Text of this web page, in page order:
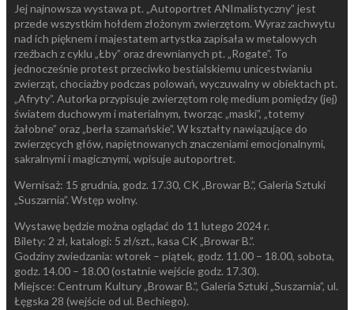
Jej najnowsza wystawa pt. „Autoportret ANImalistyczny” jest
przede wszystkim hołdem złożonym zwierzętom. Wyraz zachwytu
nad ich pięknem i majestatem artystka zapisała w metalowych
rzeźbach z cyklu „Łby” oraz drewnianych pt. „Rogate”. To
jednocześnie protest przeciwko bestialskiemu unicestwianiu
zwierząt, chociażby podczas polowań, wyczuwalny w obiektach pt.
„Afryty”. Autorka przypisuje zwierzętom rolę medium pomiędzy (jej)
światem duchowym i materialnym, tworząc „maski”, „totemy
żałobne” oraz „berła szamańskie”. W kształty nawiązujące do
zwierzęcych głów, napiętnowanych znaczeniami emocjonalnymi,
sakralnymi i magicznymi, wpisuje autoportret.
Wernisaż: 15 grudnia, godz. 17.30, CK „Browar B.”, Galeria Sztuki
„Suszarnia”. Wstęp wolny.
Wystawę będzie można oglądać do 11 lutego 2024 r.
Bilety: 2 zł, katalogi: 5 zł/szt., kasa CK „Browar B.”.
Godziny zwiedzania: wtorek – piątek, godz. 11.00 – 18.00, sobota,
godz. 14.00 – 18.00 (ostatnie wejście godz. 17.30).
Miejsce: Centrum Kultury „Browar B.”, Galeria Sztuki „Suszarnia”, ul.
Łęgska 28 (wejście od ul. Bechiego).